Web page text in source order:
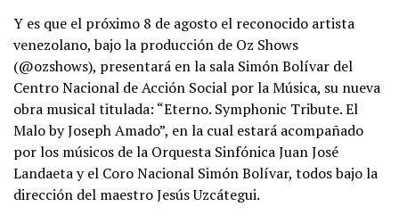
Y es que el próximo 8 de agosto el reconocido artista
venezolano, bajo la producción de Oz Shows
(@ozshows), presentará en la sala Simón Bolívar del
Centro Nacional de Acción Social por la Música, su nueva
obra musical titulada: “Eterno. Symphonic Tribute. El
Malo by Joseph Amado”, en la cual estará acompañado
por los músicos de la Orquesta Sinfónica Juan José
Landaeta y el Coro Nacional Simón Bolívar, todos bajo la
dirección del maestro Jesús Uzcátegui.